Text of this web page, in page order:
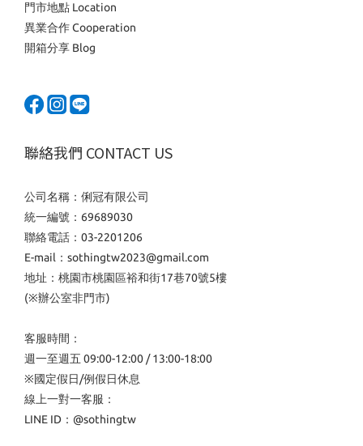
門市地點 Location
異業合作 Cooperation
開箱分享 Blog
聯絡我們 CONTACT US
公司名稱：俐冠有限公司
統一編號：69689030
聯絡電話：03-2201206
E-mail：sothingtw2023@gmail.com
地址：桃園市桃園區裕和街17巷70號5樓
(※辦公室非門市)
客服時間：
週一至週五 09:00-12:00 / 13:00-18:00
※國定假日/例假日休息
線上一對一客服：
LINE ID： @sothingtw